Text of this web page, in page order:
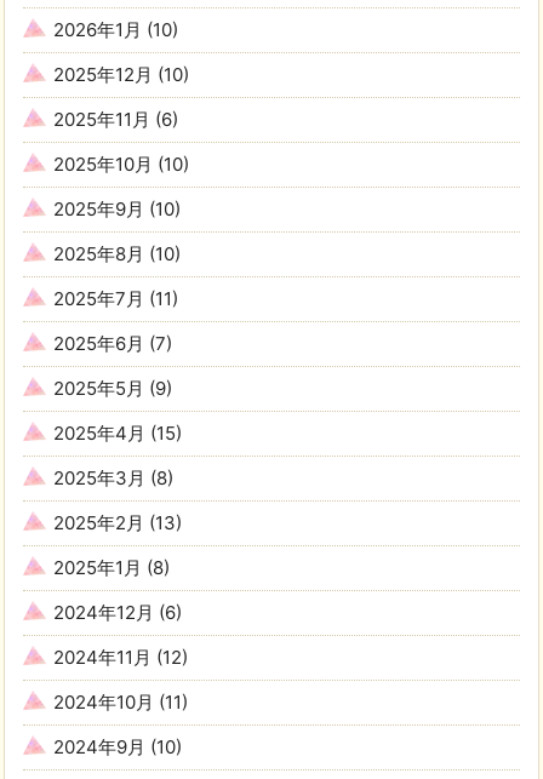
2026年1月 (10)
2025年12月 (10)
2025年11月 (6)
2025年10月 (10)
2025年9月 (10)
2025年8月 (10)
2025年7月 (11)
2025年6月 (7)
2025年5月 (9)
2025年4月 (15)
2025年3月 (8)
2025年2月 (13)
2025年1月 (8)
2024年12月 (6)
2024年11月 (12)
2024年10月 (11)
2024年9月 (10)